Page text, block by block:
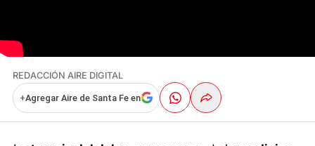
REDACCIÓN AIRE DIGITAL
+Agregar Aire de Santa Fe en